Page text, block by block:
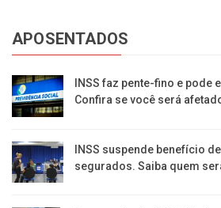
APOSENTADOS
INSS faz pente-fino e
Confira se você será
INSS suspende benefício
segurados. Saiba quem